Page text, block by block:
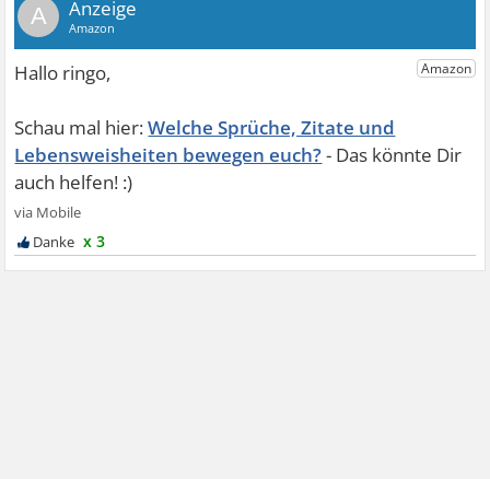
A
Welche Sprüche, Zitate und
Lebensweisheiten bewegen euch?
x 3